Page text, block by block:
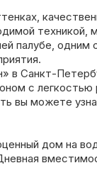
техникой,
палубе, одним
в Санкт-
с легкостью
вы можете
дом на